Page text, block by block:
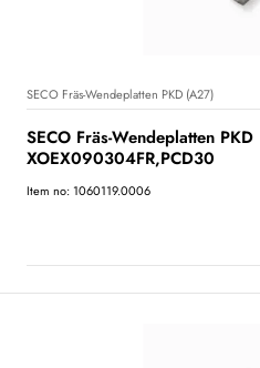
SECO Fräs-Wendeplatten PKD (A27)
SECO Fräs-Wendeplatten PKD
XOEX090304FR,PCD30
Item no: 1060119.0006